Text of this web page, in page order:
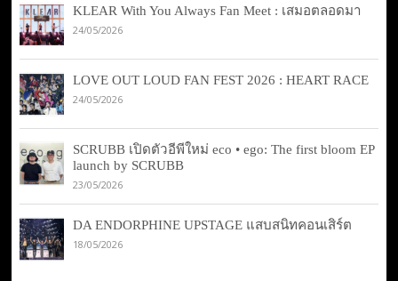
KLEAR With You Always Fan Meet : เสมอตลอดมา
24/05/2026
LOVE OUT LOUD FAN FEST 2026 : HEART RACE
24/05/2026
SCRUBB เปิดตัวอีพีใหม่ eco • ego: The first bloom EP
launch by SCRUBB
23/05/2026
DA ENDORPHINE UPSTAGE แสบสนิทคอนเสิร์ต
18/05/2026